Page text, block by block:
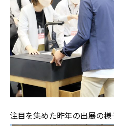
注目を集めた昨年の出展の様